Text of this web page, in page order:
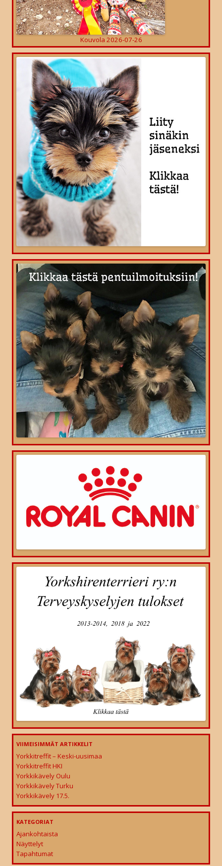
Kouvola 2026-07-26
VIIMEISIMMÄT ARTIKKELIT
Yorkkitreffit – Keski-uusimaa
Yorkkitreffit HKI
Yorkkikävely Oulu
Yorkkikävely Turku
Yorkkikävely 17.5.
KATEGORIAT
Ajankohtaista
Näyttelyt
Tapahtumat